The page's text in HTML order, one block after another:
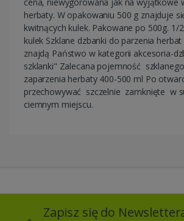
herbaty. W opakowaniu 500 g znajduje
kwitnących kulek. Pakowane po 500g. 1/
kulek Szklane dzbanki do parzenia
znajdą Państwo w kategorii akcesoria-
szklanki" Zalecana pojemność
zaparzenia herbaty 400-500 ml Po
przechowywać szczelnie zamknięte w
ciemnym miejscu.
Zapisz się do